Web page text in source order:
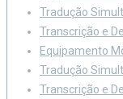
Tradução
Transcrição e
Equipamento
Tradução
Transcrição e